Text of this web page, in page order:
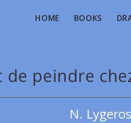
HOME BOOKS
de peindre
N. Lygeros